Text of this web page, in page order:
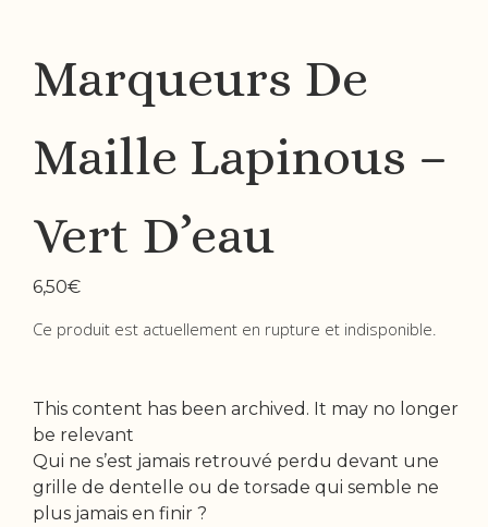
Marqueurs De
Maille Lapinous –
Vert D’eau
6,50€
Ce produit est actuellement en rupture et indisponible.
This content has been archived. It may no longer
be relevant
Qui ne s’est jamais retrouvé perdu devant une
grille de dentelle ou de torsade qui semble ne
plus jamais en finir ?